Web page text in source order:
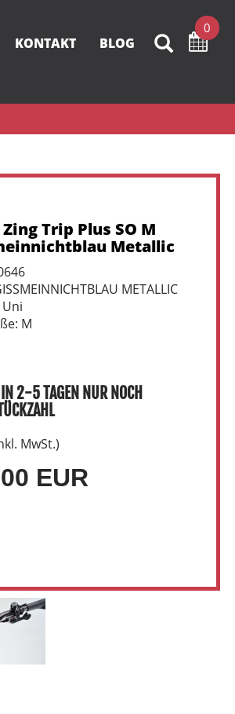
0
KONTAKT BLOG
Trip Plus SO M
Metallic
METALLIC
M
IN 2-5 TAGEN NUR NOCH
MwSt.)
EUR